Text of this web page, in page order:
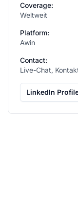
Coverage:
Weltweit
Platform:
Awin
Contact:
Live-Chat,
LinkedIn